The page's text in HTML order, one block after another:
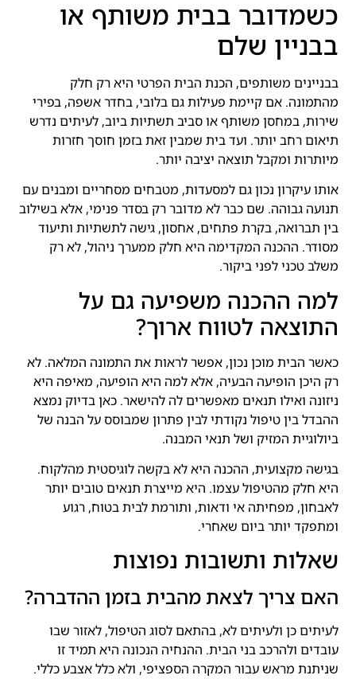
כשמדובר בבית משותף או
בבניין שלם
בבניינים משותפים, הכנת הבית הפרטי היא רק חלק
מהתמונה. אם קיימת פעילות גם בלובי, בחדר אשפה, בפירי
שירות, במחסן משותף או סביב תשתיות ביוב, לעיתים נדרש
תיאום רחב יותר. ועד בית שמבין זאת בזמן חוסך חזרות
מיותרות ומקבל תוצאה יציבה יותר.
אותו עיקרון נכון גם למסעדות, מטבחים מסחריים ומבנים עם
תנועה גבוהה. שם כבר לא מדובר רק בסדר פנימי, אלא בשילוב
בין תברואה, בקרת פתחים, אחסון, גישה לתשתיות ותיעוד
מסודר. ההכנה המקדימה היא חלק ממערך ניהול, לא רק
משלב טכני לפני ביקור.
למה ההכנה משפיעה גם על
התוצאה לטווח ארוך?
כאשר הבית מוכן נכון, אפשר לראות את התמונה המלאה. לא
רק היכן הופיעה הבעיה, אלא למה היא הופיעה, מאיפה היא
ניזונה ואילו תנאים מאפשרים לה להישאר. כאן בדיוק נמצא
ההבדל בין טיפול נקודתי לבין פתרון שמבוסס על הבנה של
ביולוגיית המזיק ושל תנאי המבנה.
בגישה מקצועית, ההכנה היא לא בקשה לוגיסטית מהלקוח.
היא חלק מהטיפול עצמו. היא מייצרת תנאים טובים יותר
לאבחון, מפחיתה אי ודאות, ותורמת לבית בטוח, רגוע
ומתפקד יותר ביום שאחרי.
שאלות ותשובות נפוצות
האם צריך לצאת מהבית בזמן ההדברה?
לעיתים כן ולעיתים לא, בהתאם לסוג הטיפול, לאזור שבו
עובדים ולהרכב בני הבית. ההנחיה הנכונה היא תמיד זו
שניתנת מראש עבור המקרה הספציפי, ולא כלל אצבע כללי.